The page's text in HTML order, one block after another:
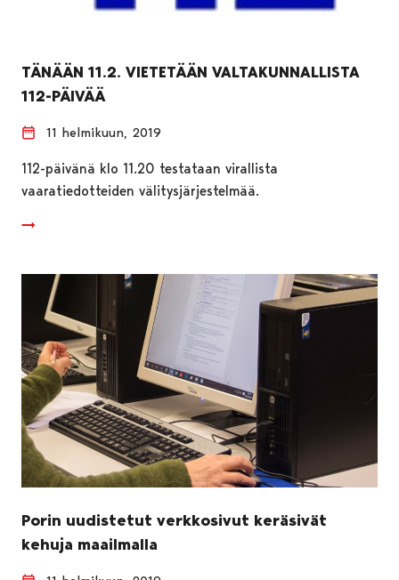
TÄNÄÄN 11.2. VIETETÄÄN VALTAKUNNALLISTA
112-PÄIVÄÄ
11 helmikuun, 2019
112-päivänä klo 11.20 testataan virallista
vaaratiedotteiden välitysjärjestelmää.
Porin uudistetut verkkosivut keräsivät
kehuja maailmalla